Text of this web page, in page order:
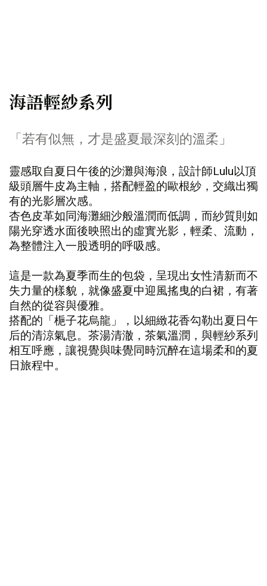
海語輕紗系列
「若有似無，才是盛夏最深刻的溫柔」
靈感取自夏日午後的沙灘與海浪，設計師Lulu以頂
級頭層牛皮為主軸，搭配輕盈的歐根紗，交織出獨
有的光影層次感。
杏色皮革如同海灘細沙般溫潤而低調，而紗質則如
陽光穿透水面後映照出的虛實光影，輕柔、流動，
為整體注入一股透明的呼吸感。
這是一款為夏季而生的包袋，呈現出女性清新而不
失力量的樣貌，就像盛夏中迎風搖曳的白裙，有著
自然的從容與優雅。
搭配的「梔子花烏龍」，以細緻花香勾勒出夏日午
后的清涼氣息。茶湯清澈，茶氣溫潤，與輕紗系列
相互呼應，讓視覺與味覺同時沉醉在這場柔和的夏
日旅程中。